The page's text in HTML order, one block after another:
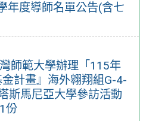
年度導師名單公告(含七
師範大學辦理「115年
金計畫』海外翱翔組G-4-
斯馬尼亞大學參訪活動
份